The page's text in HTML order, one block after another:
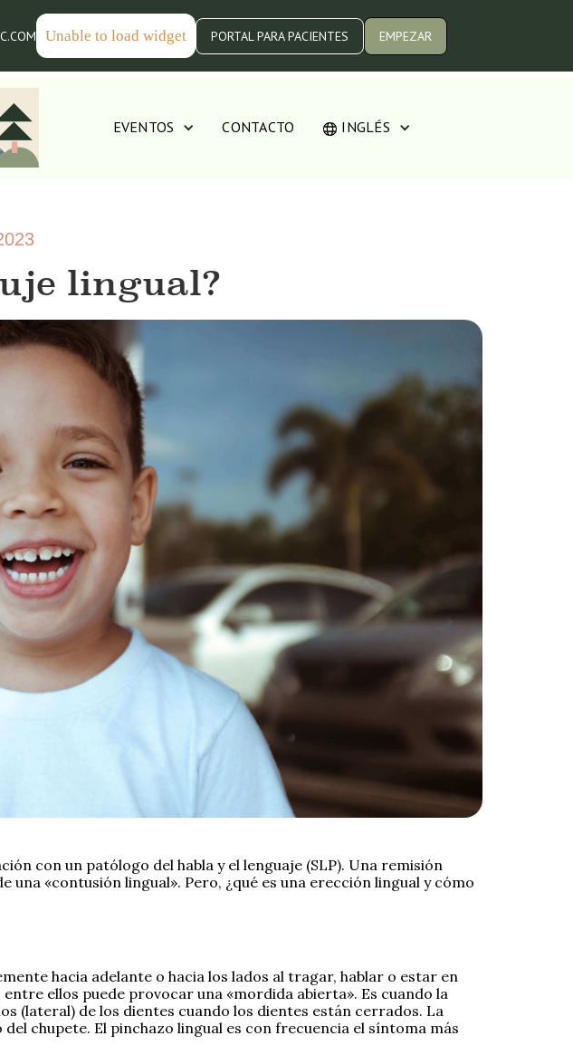
Unable to load widget PORTAL PARA PACIENTES EMPEZAR
EVENTOS CONTACTO INGLÉS
lingual?
con un patólogo del habla y el lenguaje (SLP). Una remisión
«contusión lingual». Pero, ¿qué es una erección lingual y cómo
hacia adelante o hacia los lados al tragar, hablar o estar en
ellos puede provocar una «mordida abierta». Es cuando la
(lateral) de los dientes cuando los dientes están cerrados. La
chupete. El pinchazo lingual es con frecuencia el síntoma más